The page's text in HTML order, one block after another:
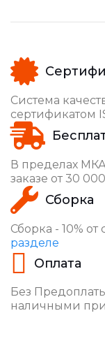
Система
сертификатом
В пределах
заказе от 30
Сборка
Сборка - 10%
разделе
Оплата
Без
наличными